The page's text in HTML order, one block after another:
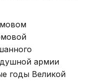
армии
годы Великой